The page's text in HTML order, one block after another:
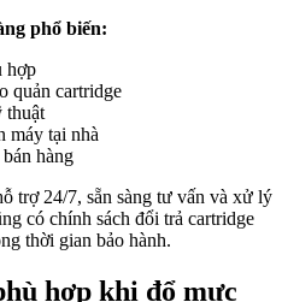
phổ biến:
hợp
quản cartridge
thuật
máy tại nhà
hàng
trợ 24/7, sẵn sàng tư vấn và xử lý
có chính sách đổi trả cartridge
thời gian bảo hành.
hợp khi đổ mực